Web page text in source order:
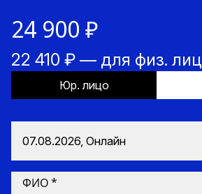
24 900 ₽
22 410 ₽ — для физ. лиц
Юр. лицо
07.08.2026, Онлайн